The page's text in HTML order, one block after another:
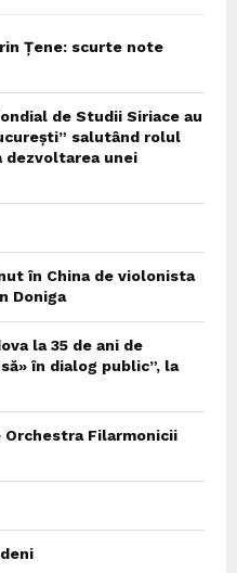
Țene: scurte note
de Studii Siriace au
salutând rolul
dezvoltarea unei
în China de violonista
Doniga
la 35 de ani de
în dialog public”, la
Filarmonicii